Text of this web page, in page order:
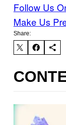
Follow Us
Make Us
Share: